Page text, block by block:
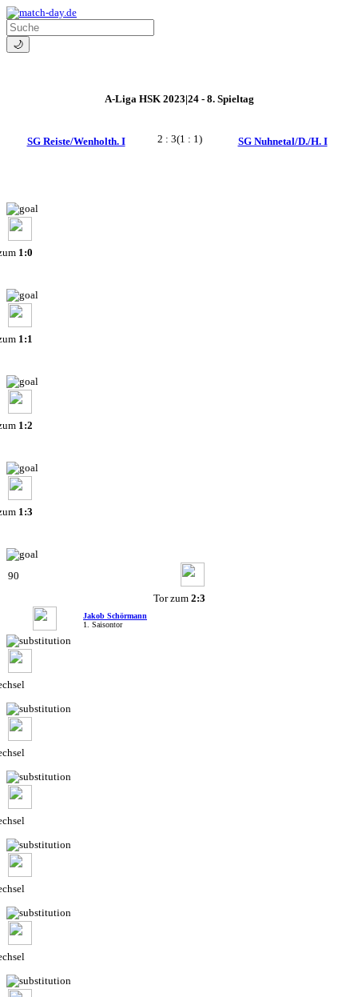
🌙
A-Liga HSK 2023|24 - 8. Spieltag
SG Reiste/Wenholth. I 2 : 3(1 : 1) SG Nuhnetal/D./H. I
1:0
1:1
1:2
1:3
90
Tor zum 2:3
Jakob Schörmann
1. Saisontor